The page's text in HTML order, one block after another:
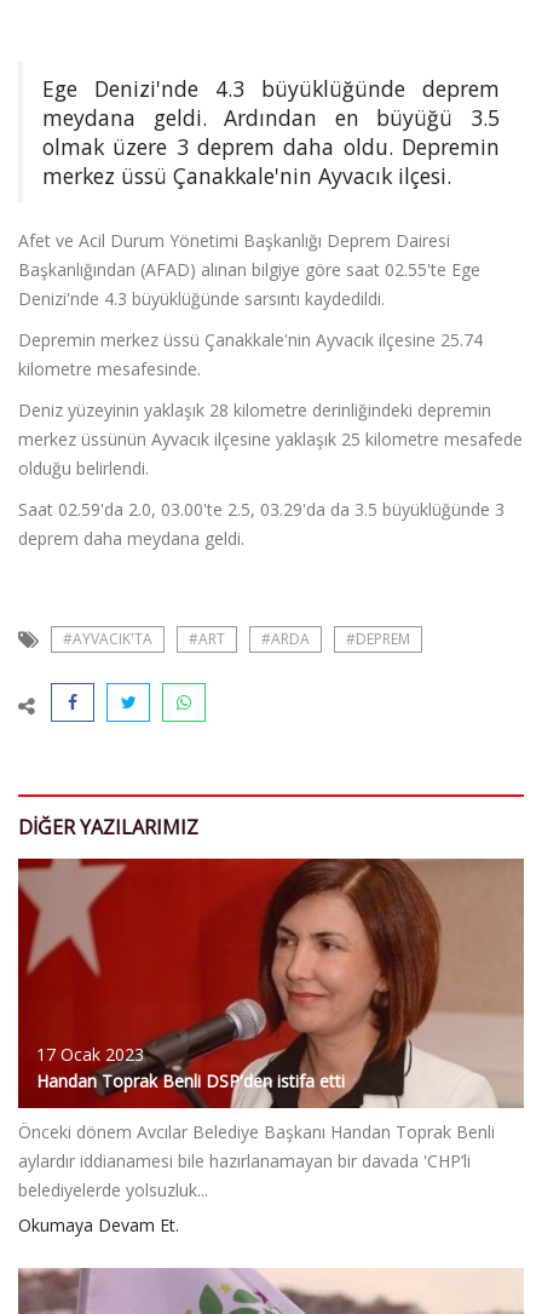
Ege Denizi'nde 4.3 büyüklüğünde deprem
meydana geldi. Ardından en büyüğü 3.5
olmak üzere 3 deprem daha oldu. Depremin
merkez üssü Çanakkale'nin Ayvacık ilçesi.
Afet ve Acil Durum Yönetimi Başkanlığı Deprem Dairesi
Başkanlığından (AFAD) alınan bilgiye göre saat 02.55'te Ege
Denizi'nde 4.3 büyüklüğünde sarsıntı kaydedildi.
Depremin merkez üssü Çanakkale'nin Ayvacık ilçesine 25.74
kilometre mesafesinde.
Deniz yüzeyinin yaklaşık 28 kilometre derinliğindeki depremin
merkez üssünün Ayvacık ilçesine yaklaşık 25 kilometre mesafede
olduğu belirlendi.
Saat 02.59'da 2.0, 03.00'te 2.5, 03.29'da da 3.5 büyüklüğünde 3
deprem daha meydana geldi.
#AYVACIK'TA #ART #ARDA #DEPREM
DIĞER YAZILARIMIZ
17 Ocak 2023
Handan Toprak Benli DSP'den istifa etti
Önceki dönem Avcılar Belediye Başkanı Handan Toprak Benli
aylardır iddianamesi bile hazırlanamayan bir davada 'CHP’li
belediyelerde yolsuzluk...
Okumaya Devam Et.